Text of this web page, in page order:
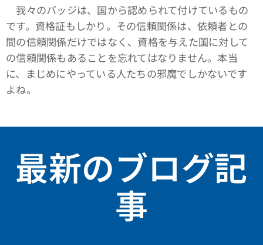
我々のバッジは、国から認められて付けているもの
です。資格証もしかり。その信頼関係は、依頼者との
間の信頼関係だけではなく、資格を与えた国に対して
の信頼関係もあることを忘れてはなりません。本当
に、まじめにやっている人たちの邪魔でしかないです
よね。
最新のブログ記
事